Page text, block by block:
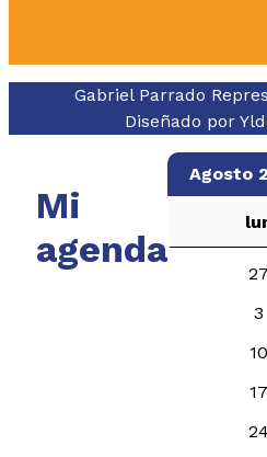
Gabriel Parrado
Diseñado por
Mi
agenda
Agosto
27
3
10
17
24